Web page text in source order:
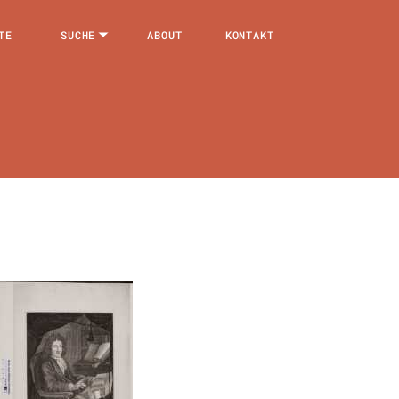
SUCHE ABOUT KONTAKT